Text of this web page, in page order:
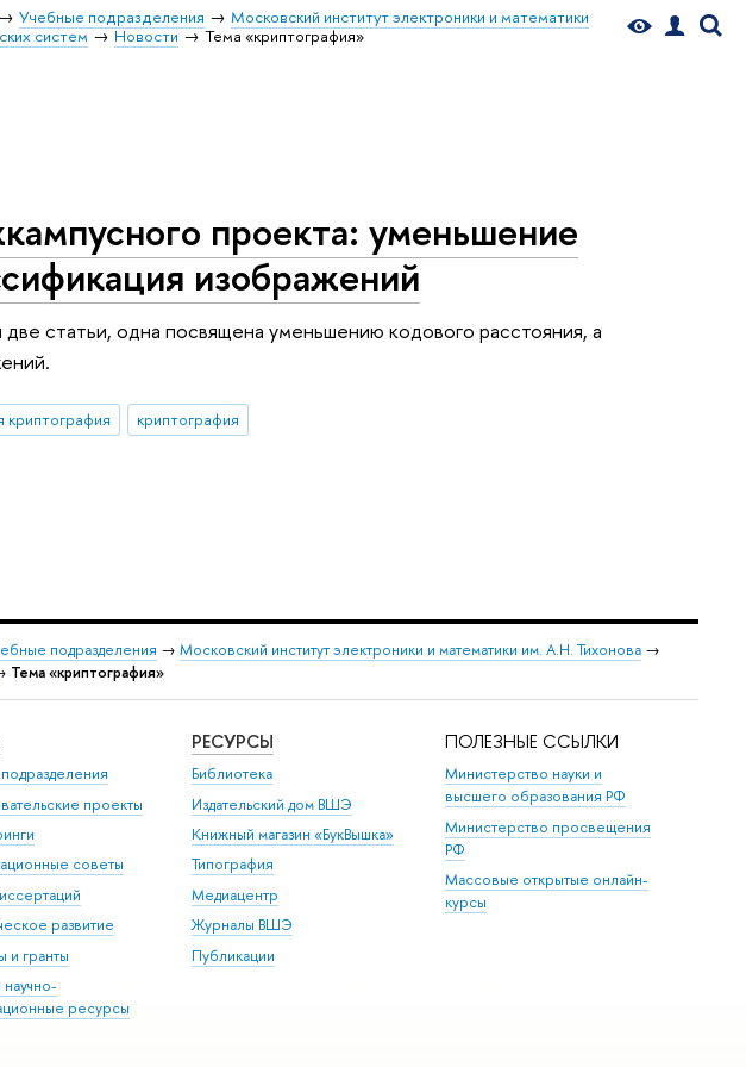
Учебные подразделения
Московский институт электроники и математики
систем Новости Тема «криптография»
проекта: уменьшение
изображений
статьи, одна посвящена уменьшению кодового расстояния, а
криптография криптография
подразделения → Московский институт электроники и математики им. А.Н. Тихонова →
Тема «криптография»
проекты
советы
развитие
и гранты
ресурсы
РЕСУРСЫ
Библиотека
Издательский дом ВШЭ
Книжный магазин «БукВышка»
Типография
Медиацентр
Журналы ВШЭ
Публикации
ПОЛЕЗНЫЕ ССЫЛКИ
Министерство науки и
высшего образования РФ
Министерство просвещения
РФ
Массовые открытые онлайн-
курсы